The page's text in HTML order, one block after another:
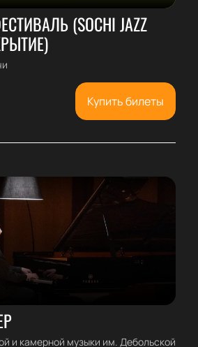
(SOCHI JAZZ
Купить билеты
и камерной музыки им. Дебольской